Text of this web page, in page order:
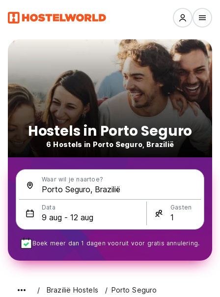
Hostels in Porto Seguro
6 Hostels in Porto Seguro, Brazilië
Waar wil je naartoe?
Data Gasten
Boek meer dan 1 dagen vooruit voor gratis annulering.
Brazilië Hostels Porto Seguro